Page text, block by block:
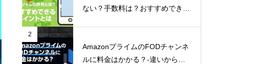
ない？手数料は？おすすめできる
2
AmazonプライムのFODチャンネ
ルに料金はかかる？-違いからメ